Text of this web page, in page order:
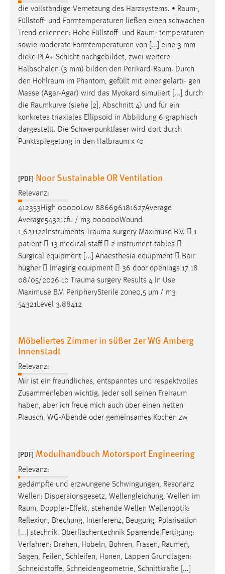
die vollständige Vernetzung des Harzsystems. • Raum-,
Füllstoff- und Formtemperaturen ließen einen schwachen
Trend erkennen: Hohe Füllstoff- und Raum- temperaturen
sowie moderate Formtemperaturen von [...] eine 3 mm
dicke PLA+-Schicht nachgebildet, zwei weitere
Halbschalen (3 mm) bilden den Perikard-Raum. Durch
den Hohlraum im Phantom, gefüllt mit einer gelarti- gen
Masse (Agar-Agar) wird das Myokard simuliert [...] durch
die Raumkurve (siehe [2], Abschnitt 4) und für ein
konkretes triaxiales Ellipsoid in Abbildung 6 graphisch
dargestellt. Die Schwerpunktfaser wird dort durch
Punktspiegelung in den Halbraum χ <0
[PDF] Noor Sustainable OR Ventilation
Relevanz:
412353High 00000Low 886696181627Average
Average54321cfu / m3 000000Wound
1,621122Instruments
Trauma surgery Maximuse B.V.  1
patient  13 medical staff  2 instrument tables 
Surgical equipment [...] Anaesthesia equipment  Bair
hugher  Imaging equipment  36 door openings 17 18
08/05/2026 10
Trauma surgery Results 4 In Use
Maximuse B.V. PeripherySterile zone0,5 µm / m3
54321Level 3.88412
Möbeliertes Zimmer in süßer 2er WG Amberg
Innenstadt
Relevanz:
Mir ist ein freundliches, entspanntes und respektvolles
Zusammenleben wichtig. Jeder soll seinen Freiraum
haben, aber ich freue mich auch über einen netten
Plausch, WG-Abende oder gemeinsames Kochen zw
[PDF] Modulhandbuch Motorsport Engineering
Relevanz:
gedämpfte und erzwungene Schwingungen, Resonanz
Wellen: Dispersionsgesetz, Wellengleichung, Wellen im
Raum, Doppler-Effekt, stehende Wellen Wellenoptik:
Reflexion, Brechung, Interferenz, Beugung, Polarisation
[...] stechnik, Oberflächentechnik Spanende Fertigung:
Verfahren: Drehen, Hobeln, Bohren, Fräsen, Räumen,
Sägen, Feilen, Schleifen, Honen, Läppen Grundlagen:
Schneidstoffe, Schneidengeometrie, Schnittkräfte [...]